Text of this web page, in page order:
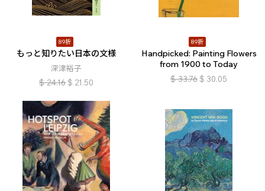
89折
もっと知りたい日本の文様
深津裕子
$ 24.16 $ 21.50
89折
Handpicked: Painting Flowers
from 1900 to Today
$ 33.76 $ 30.05